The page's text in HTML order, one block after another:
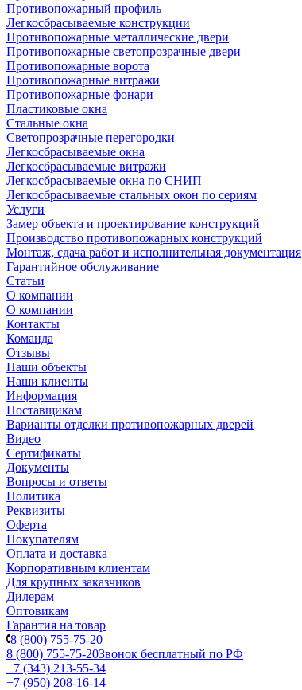
Противопожарный профиль
Легкосбрасываемые конструкции
Противопожарные металлические двери
Противопожарные светопрозрачные двери
Противопожарные ворота
Противопожарные витражи
Противопожарные фонари
Пластиковые окна
Стальные окна
Светопрозрачные перегородки
Легкосбрасываемые окна
Легкосбрасываемые витражи
Легкосбрасываемые окна по СНИП
Легкосбрасываемые стальных окон по сериям
Услуги
Замер объекта и проектирование конструкций
Производство противопожарных конструкций
Монтаж, сдача работ и исполнительная документация
Гарантийное обслуживание
Статьи
О компании
О компании
Контакты
Команда
Отзывы
Наши объекты
Наши клиенты
Информация
Поставщикам
Варианты отделки противопожарных дверей
Видео
Сертификаты
Документы
Вопросы и ответы
Политика
Реквизиты
Оферта
Покупателям
Оплата и доставка
Корпоративным клиентам
Для крупных заказчиков
Дилерам
Оптовикам
Гарантия на товар
8 (800) 755-75-20
8 (800) 755-75-20Звонок бесплатный по РФ
+7 (343) 213-55-34
+7 (950) 208-16-14